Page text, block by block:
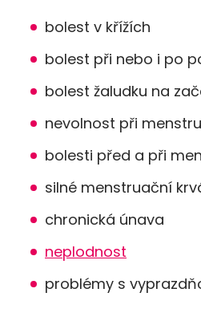
bolest v křížích
bolest při nebo i po
bolest žaludku na
nevolnost při
bolesti před a při
silné menstruační
chronická únava
neplodnost
problémy s